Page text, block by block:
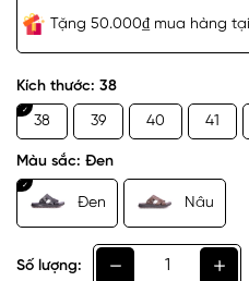
Tặng 50.000₫ mua hàng
Kích thước: 38
38 39 40 41
Màu sắc: Đen
Đen Nâu
Số lượng: